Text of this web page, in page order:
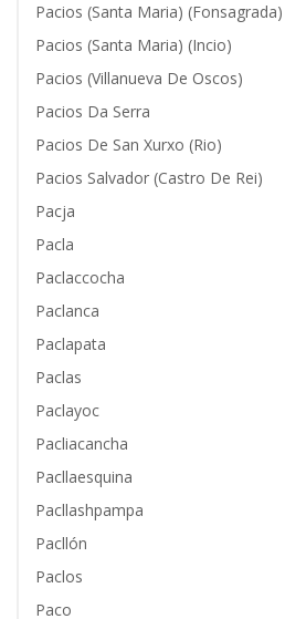
Pacios (Santa Maria) (Fonsagrada)
Pacios (Santa Maria) (Incio)
Pacios (Villanueva De Oscos)
Pacios Da Serra
Pacios De San Xurxo (Rio)
Pacios Salvador (Castro De Rei)
Pacja
Pacla
Paclaccocha
Paclanca
Paclapata
Paclas
Paclayoc
Pacliacancha
Pacllaesquina
Pacllashpampa
Pacllón
Paclos
Paco